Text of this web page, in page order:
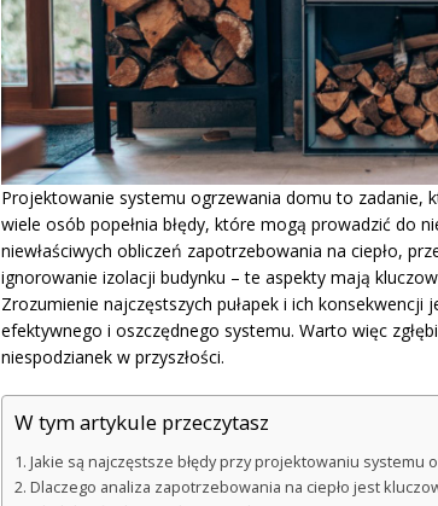
Projektowanie systemu ogrzewania domu to zadanie,
wiele osób popełnia błędy, które mogą prowadzić do
niewłaściwych obliczeń zapotrzebowania na ciepło,
ignorowanie izolacji budynku – te aspekty mają
Zrozumienie najczęstszych pułapek i ich
efektywnego i oszczędnego systemu. Warto więc
niespodzianek w przyszłości.
W tym artykule przeczytasz
Jakie są najczęstsze błędy przy projektowaniu systemu
Dlaczego analiza zapotrzebowania na ciepło jest